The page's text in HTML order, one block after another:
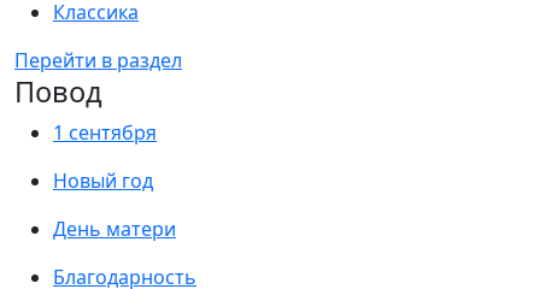
Классика
Перейти в раздел
Повод
1 сентября
Новый год
День матери
Благодарность